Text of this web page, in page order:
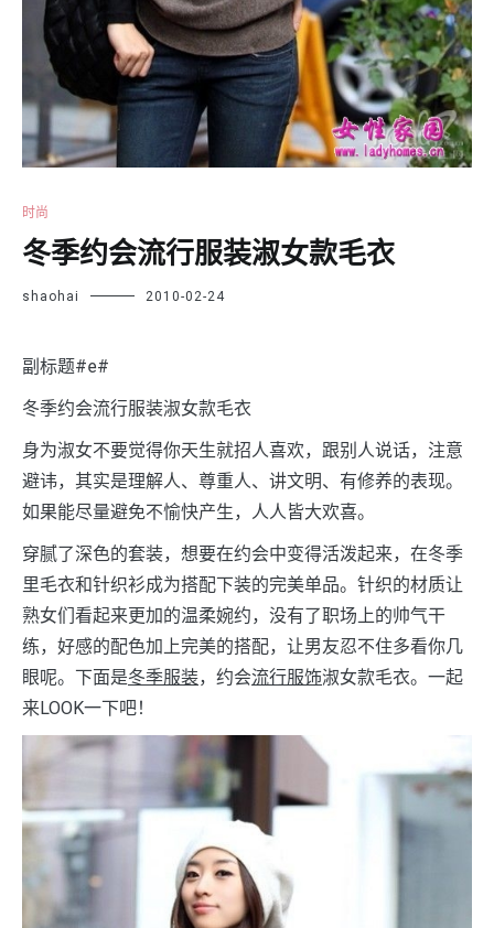
时尚
冬季约会流行服装淑女款毛衣
shaohai 2010-02-24
副标题#e#
冬季约会流行服装淑女款毛衣
身为淑女不要觉得你天生就招人喜欢，跟别人说话，注意
避讳，其实是理解人、尊重人、讲文明、有修养的表现。
如果能尽量避免不愉快产生，人人皆大欢喜。
穿腻了深色的套装，想要在约会中变得活泼起来，在冬季
里毛衣和针织衫成为搭配下装的完美单品。针织的材质让
熟女们看起来更加的温柔婉约，没有了职场上的帅气干
练，好感的配色加上完美的搭配，让男友忍不住多看你几
眼呢。下面是冬季服装，约会流行服饰淑女款毛衣。一起
来LOOK一下吧！